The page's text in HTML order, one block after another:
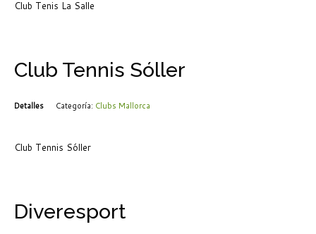
Club Tenis La Salle
Club Tennis Sóller
Detalles Categoría: Clubs Mallorca
Club Tennis Sóller
Diveresport